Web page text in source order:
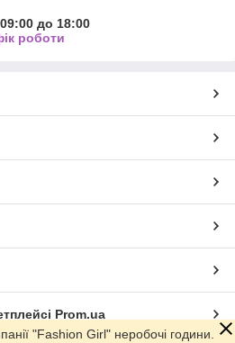
до 18:00
роботи
Prom.ua
"Fashion Girl" неробочі години.